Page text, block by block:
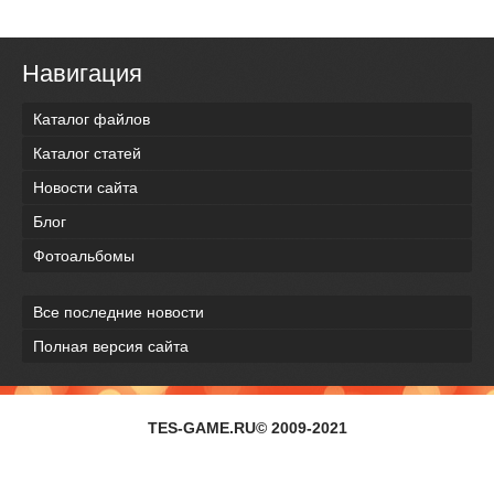
Навигация
Каталог файлов
Каталог статей
Новости сайта
Блог
Фотоальбомы
Все последние новости
Полная версия сайта
TES-GAME.RU© 2009-2021